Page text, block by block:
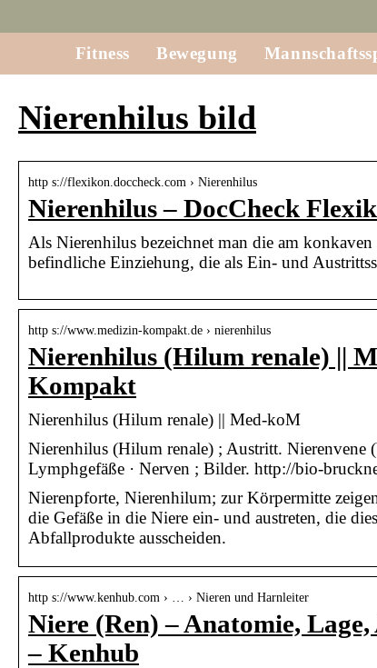
Fitness Bewegung
Nierenhilus bild
http s://flexikon.doccheck.com › Nierenhilus
Nierenhilus – DocCheck
Als Nierenhilus bezeichnet man die am
befindliche Einziehung, die als Ein- und
http s://www.medizin-kompakt.de › nierenhilus
Nierenhilus (Hilum renale) ||
Kompakt
Nierenhilus (Hilum renale) || Med-koM
Nierenhilus (Hilum renale) ; Austritt. Nierenvene
Lymphgefäße · Nerven ; Bilder. http://bio-
Nierenpforte, Nierenhilum; zur Körpermitte
die Gefäße in die Niere ein- und austreten, die
Abfallprodukte ausscheiden.
http s://www.kenhub.com › … › Nieren und Harnleiter
Niere (Ren) – Anatomie,
– Kenhub